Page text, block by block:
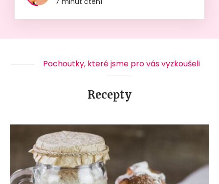
Pochoutky, které jsme pro vás vyzkoušeli
Recepty